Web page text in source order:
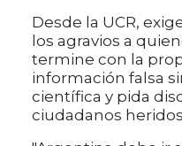
Desde la UCR,
los agravios a
termine con la
información falsa
científica y pida
ciudadanos